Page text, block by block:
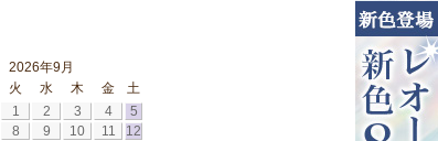
2026年9月
火 水 木 金
土
1
2 3 4
5
8 9 10 11
12